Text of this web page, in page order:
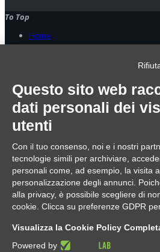
To Top
Home
Servizi
Gestionali
Sicurezza e reti
Centralini
Formazione
Zanshin Tech
Corsi
Privacy
Informatica e sicurezza
Team Bulding
Eventi
Difesa personale digitale
Tutorial
Questo sito web
dati personali dei
utenti
Con il tuo consenso, noi e i nostri
tecnologie simili per archiviare,
personali come, ad esempio, la visita
personalizzazione degli annunci.
alla privacy, è possibile scegliere di
cookie. Clicca su preferenze GDPR
Visualizza la Cookie Policy
Powered by